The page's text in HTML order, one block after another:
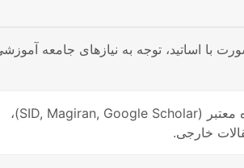
با اساتید، توجه به نیازهای جامعه
استفاده از پایگاه‌های داده معتبر (SID, Magiran, Google Scholar)،
خارجی.